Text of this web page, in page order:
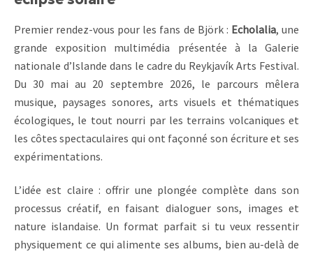
Premier rendez-vous pour les fans de Björk : Echolalia, une
grande exposition multimédia présentée à la Galerie
nationale d’Islande dans le cadre du Reykjavík Arts Festival.
Du 30 mai au 20 septembre 2026, le parcours mêlera
musique, paysages sonores, arts visuels et thématiques
écologiques, le tout nourri par les terrains volcaniques et
les côtes spectaculaires qui ont façonné son écriture et ses
expérimentations.
L’idée est claire : offrir une plongée complète dans son
processus créatif, en faisant dialoguer sons, images et
nature islandaise. Un format parfait si tu veux ressentir
physiquement ce qui alimente ses albums, bien au-delà de